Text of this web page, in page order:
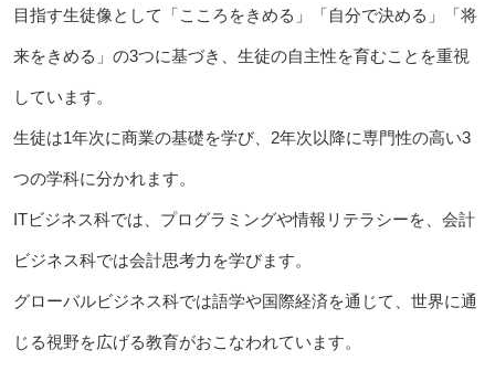
目指す生徒像として「こころをきめる」「自分で決める」「将
来をきめる」の3つに基づき、生徒の自主性を育むことを重視
しています。
生徒は1年次に商業の基礎を学び、2年次以降に専門性の高い3
つの学科に分かれます。
ITビジネス科では、プログラミングや情報リテラシーを、会計
ビジネス科では会計思考力を学びます。
グローバルビジネス科では語学や国際経済を通じて、世界に通
じる視野を広げる教育がおこなわれています。